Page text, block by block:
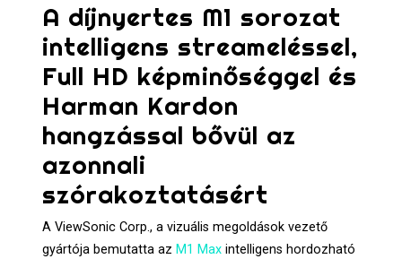
A díjnyertes M1 sorozat
intelligens streameléssel,
Full HD képminőséggel és
Harman Kardon
hangzással bővül az
azonnali
szórakoztatásért
A ViewSonic Corp., a vizuális megoldások vezető
gyártója bemutatta azM1 Max intelligens hordozható